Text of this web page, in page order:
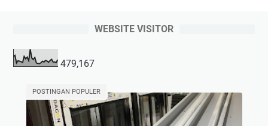
WEBSITE VISITOR
479,167
POSTINGAN POPULER